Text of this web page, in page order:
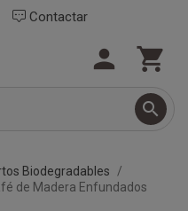
Contactar

 
Biodegradables
de Madera Enfundados